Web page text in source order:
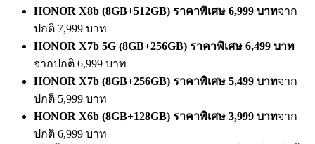
HONOR X8b (8GB+512GB) ราคาพิเศษ 6,999 บาทจาก
ปกติ 7,999 บาท
HONOR X7b 5G (8GB+256GB) ราคาพิเศษ 6,499 บาท
จากปกติ 6,999 บาท
HONOR X7b (8GB+256GB) ราคาพิเศษ 5,499 บาทจาก
ปกติ 5,999 บาท
HONOR X6b (8GB+128GB) ราคาพิเศษ 3,999 บาทจาก
ปกติ 6,999 บาท